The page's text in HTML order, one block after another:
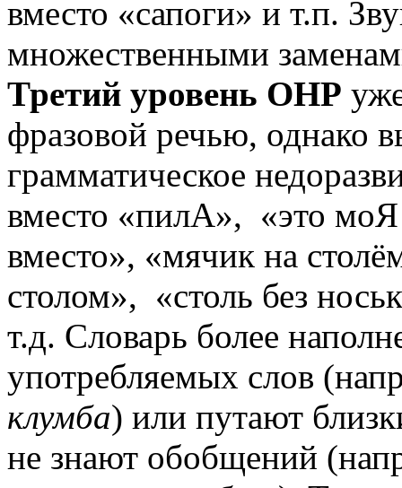
вместо «сапоги» и т.п.
множественными
Третий уровень ОНР
фразовой речью, однако
грамматическое
вместо «пилА», «это
вместо», «мячик на
столом», «столь без
т.д. Словарь более
употребляемых слов
клумба) или путают
не знают обобщений